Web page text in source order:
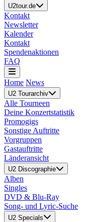
U2tour.de
Kontakt
Newsletter
Kalender
Kontakt
Spendenaktionen
FAQ
Home News
U2 Tourarchiv
Alle Tourneen
Deine Konzertstatistik
Promogigs
Sonstige Auftritte
Vorgruppen
Gastauftritte
Länderansicht
U2 Discographie
Alben
Singles
DVD & Blu-Ray
Song- und Lyric-Suche
U2 Specials